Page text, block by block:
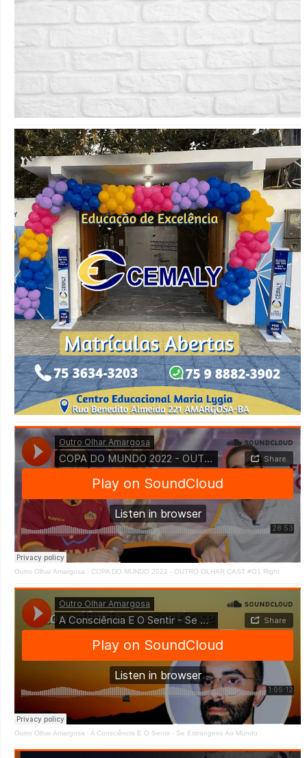
Outro Olhar Amargosa · COPA DO MUNDO 2022 - OUTRO OLHAR CAST #O1 Right
Outro Olhar Amargosa · A Consciência E O Sentir - Se Estrangeiro Ao Mundo